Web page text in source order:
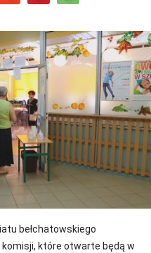
bełchatowskiego
które otwarte będą w